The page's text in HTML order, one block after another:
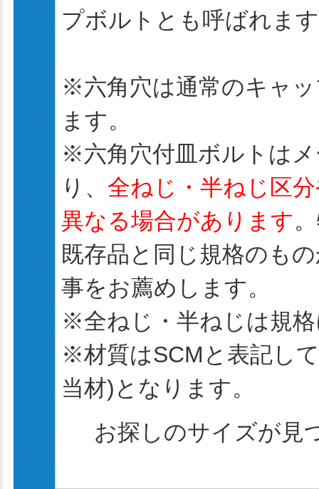
プボルトとも呼ばれま
※六角穴は通常のキャ
ます。
※六角穴付皿ボルトは
り、 全ねじ・半ねじ区
異なる場合があります
既存品と同じ規格のも
事をお薦めします。
※全ねじ・半ねじは規
※材質はSCMと表記し
当材)となります。
お探しのサイズが見